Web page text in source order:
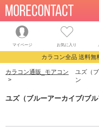
マイページ お気に入り
カラコン全品 送料無
カラコン通販_モアコン
ユズ（
ン
ユズ（ブルーアーカイブ/ブ